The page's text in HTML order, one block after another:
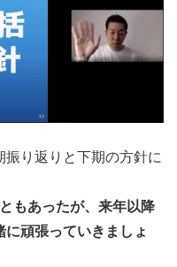
り返りと下期の方針に
もあったが、来年以降
頑張っていきましょ